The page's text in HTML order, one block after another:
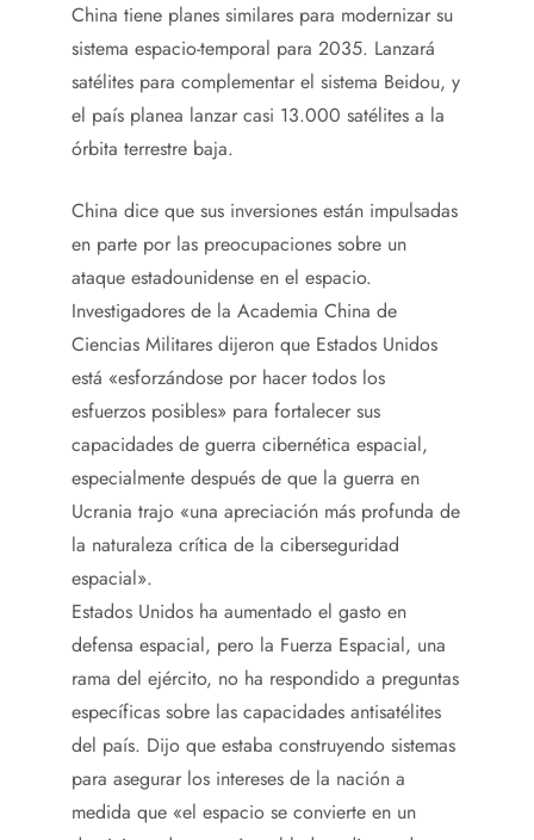
China tiene planes similares para modernizar su
sistema espacio-temporal para 2035. Lanzará
satélites para complementar el sistema Beidou, y
el país planea lanzar casi 13.000 satélites a la
órbita terrestre baja.
China dice que sus inversiones están impulsadas
en parte por las preocupaciones sobre un
ataque estadounidense en el espacio.
Investigadores de la Academia China de
Ciencias Militares dijeron que Estados Unidos
está «esforzándose por hacer todos los
esfuerzos posibles» para fortalecer sus
capacidades de guerra cibernética espacial,
especialmente después de que la guerra en
Ucrania trajo «una apreciación más profunda de
la naturaleza crítica de la ciberseguridad
espacial».
Estados Unidos ha aumentado el gasto en
defensa espacial, pero la Fuerza Espacial, una
rama del ejército, no ha respondido a preguntas
específicas sobre las capacidades antisatélites
del país. Dijo que estaba construyendo sistemas
para asegurar los intereses de la nación a
medida que «el espacio se convierte en un